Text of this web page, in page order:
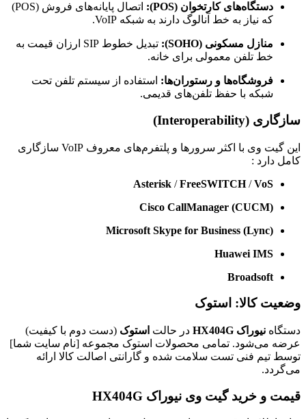
دستگاه‌های کارتخوان (POS):
اتصال پایانه‌های فروش (POS)
که نیاز به خط آنالوگ دارند به شبکه VoIP.
منازل مسکونی (SOHO):
تبدیل خطوط SIP ارزان قیمت به
خط تلفن معمولی برای خانه.
فروشگاه‌ها و رستوران‌ها: استفاده از سیستم تلفن تحت
شبکه با حفظ تلفن‌های قدیمی.
سازگاری (Interoperability)
این گیت وی با اکثر سرورها و پلتفرم‌های معروف VoIP سازگاری
کامل دارد :
Asterisk /FreeSWITCH/VoS
Cisco CallManager (CUCM)
Microsoft Skype for Business (Lync)
Huawei IMS
Broadsoft
وضعیت کالا: استوک
دستگاه نیوراک HX404G در حالت استوک (دست دوم با کیفیت)
عرضه می‌شود. تمامی محصولات استوک مجموعه [نام سایت شما]
توسط تیم فنی تست سلامت شده و گارانتی اصالت کالا ارائه
می‌گردد.
قیمت و خرید گیت وی نیوراک HX404G